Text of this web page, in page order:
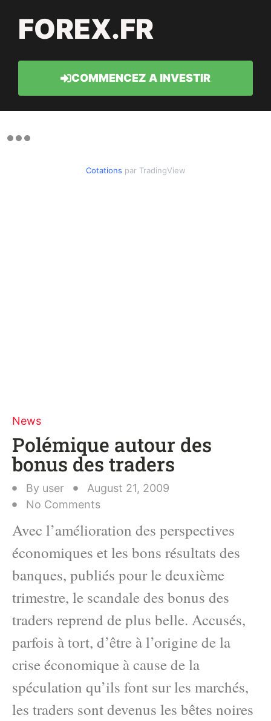
FOREX.FR
COMMENCEZ A INVESTIR
Cotations par TradingView
News
Polémique autour des
bonus des traders
By user
August 21, 2009
No Comments
Avec l’amélioration des perspectives
économiques et les bons résultats des
banques, publiés pour le deuxième
trimestre, le scandale des bonus des
traders reprend de plus belle. Accusés,
parfois à tort, d’être à l’origine de la
crise économique à cause de la
spéculation qu’ils font sur les marchés,
les traders sont devenus les bêtes noires